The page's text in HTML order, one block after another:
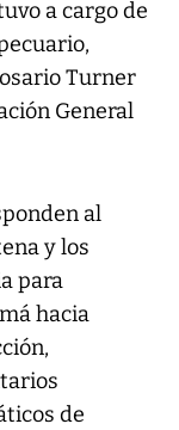
a cargo de
Turner
General
al
y los
para
hacia
de